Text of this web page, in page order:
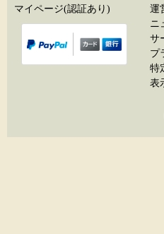
マイページ(認証あり)
運
ニ
サ
プ
特
表